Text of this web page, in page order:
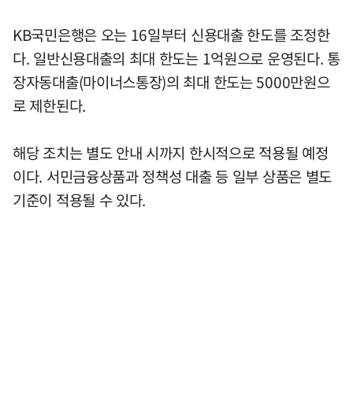
KB국민은행은 오는 16일부터 신용대출 한도를 조정한
다. 일반신용대출의 최대 한도는 1억원으로 운영된다. 통
장자동대출(마이너스통장)의 최대 한도는 5000만원으
로 제한된다.
해당 조치는 별도 안내 시까지 한시적으로 적용될 예정
이다. 서민금융상품과 정책성 대출 등 일부 상품은 별도
기준이 적용될 수 있다.